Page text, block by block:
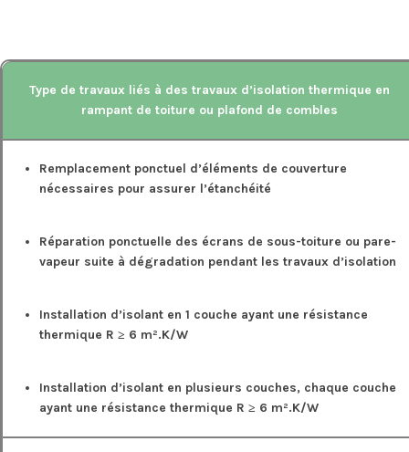
Type de travaux liés à des travaux d’isolation thermique en
rampant de toiture ou plafond de combles
Remplacement ponctuel d’éléments de couverture
nécessaires pour assurer l’étanchéité
Réparation ponctuelle des écrans de sous-toiture ou pare-
vapeur suite à dégradation pendant les travaux d’isolation
Installation d’isolant en 1 couche ayant une résistance
thermique R ≥ 6 m².K/W
Installation d’isolant en plusieurs couches, chaque couche
ayant une résistance thermique R ≥ 6 m².K/W